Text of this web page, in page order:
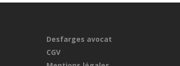
Desfarges avocat
CGV